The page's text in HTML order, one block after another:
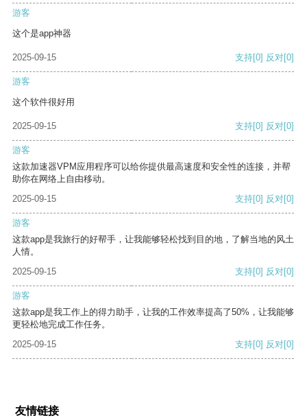
游客
这个是app神器
2025-09-15 支持[0] 反对[0]
游客
这个软件很好用
2025-09-15 支持[0] 反对[0]
游客
这款加速器VPM应用程序可以给你提供最高速度和安全性的连接，并帮
助你在网络上自由移动。
2025-09-15
支持[0] 反对[0]
游客
这款app是我旅行的好帮手，让我能够轻松找到目的地，了解当地的风土
人情。
2025-09-15
支持[0] 反对[0]
游客
这款app是我工作上的得力助手，让我的工作效率提高了50%，让我能够
更轻松地完成工作任务。
2025-09-15
支持[0] 反对[0]
友情链接